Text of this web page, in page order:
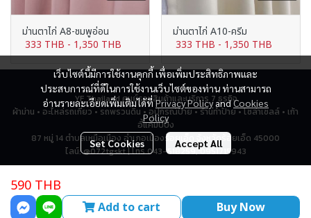
ม่านตาไก่ A8-ชมพูอ่อน
333 THB - 1,350 THB
ม่านตาไก่ A10-ครีม
333 THB - 1,350 THB
590 THB
Add to cart Buy Now
เว็บไซต์นี้มีการใช้งานคุกกี้ เพื่อเพิ่มประสิทธิภาพและ
ประสบการณ์ที่ดีในการใช้งานเว็บไซต์ของท่าน ท่านสามารถ
อ่านรายละเอียดเพิ่มเติมได้ที่Privacy PolicyandCookies
Policy
Set Cookies Accept All
YF Thailand ศูนย์รวมสินค้าและบริการ 7 ธุรกิจ
ผ้าม่าน • อะไหล่รถเกี่ยว • รถพรวนดิน • อุปกรณ์ป้าย • ร้านทำป้าย • โซล่าเซลล์ • เก้า
อี้แคมป์ปิ้ง
87 หมู่ 14 ตำบลเหนือเมือง อำเภอเมืองร้อยเอ็ด จังหวัดร้อยเอ็ด 45000
ไลน์: @072tgskt | โทร 043-518259, 0951715943
Total Visitor2,779,086